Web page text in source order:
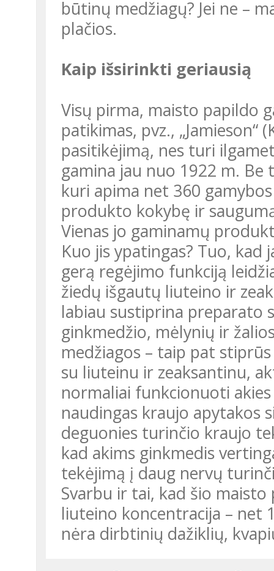
būtinų medžiagų? Jei ne –
plačios.
Kaip išsirinkti geriausią
Visų pirma, maisto papildo gamintojas turi būti gerai žinomas ir
patikimas, pvz., „Jamieson“
pasitikėjimą, nes turi
gamina jau nuo 1922 m.
kuri apima net 360
produkto kokybę ir
Vienas jo gaminamų
Kuo jis ypatingas? Tuo, kad jame yra jau minėtų akims svarbių
gerą regėjimo funkciją
žiedų išgautų liuteino ir
labiau sustiprina preparato
ginkmedžio, mėlynių ir
medžiagos – taip pat
su liuteinu ir zeaksantinu,
normaliai funkcionuoti
naudingas kraujo apytakos
deguonies turinčio kraujo
kad akims ginkmedis
tekėjimą į daug nervų
Svarbu ir tai, kad šio maisto papildo sudėtyje yra labai didelė
liuteino koncentracija – net
nėra dirbtinių dažiklių,